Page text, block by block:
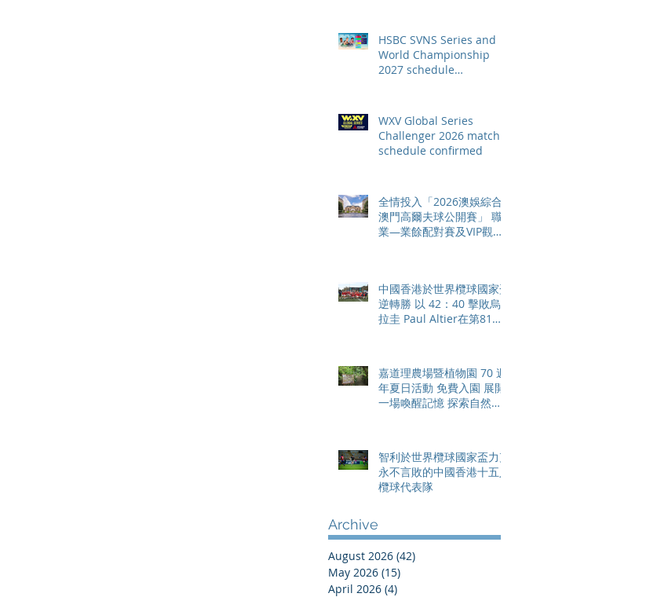
HSBC SVNS Series and
World Championship
2027 schedule
pace
WXV Global Series
Challenger 2026 match
schedule confirmed
全情投入「2026澳娛綜合
澳門高爾夫球公開賽」 職
業—業餘配對賽及VIP觀賽
中國香港於世界欖球國家盃
逆轉勝 以 42：40 擊敗烏
拉圭 Paul Altier在第81分
嘉道理農場暨植物園 70 週
年夏日活動 免費入園 展開
一場喚醒記憶 探索自然與
智利於世界欖球國家盃力克
永不言敗的中國香港十五人
欖球代表隊
Archive
August 2026 (42)
May 2026 (15)
April 2026 (4)